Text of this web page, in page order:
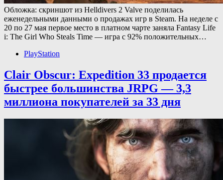
Обложка: скриншот из Helldivers 2 Valve поделилась
еженедельными данными о продажах игр в Steam. На неделе с
20 по 27 мая первое место в платном чарте заняла Fantasy Life
i: The Girl Who Steals Time — игра с 92% положительных…
PlayStation
Clair Obscur: Expedition 33 продается
быстрее большинства JRPG — 3,3
миллиона покупателей за 33 дня